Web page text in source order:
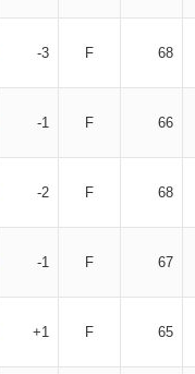
-3 F 68
-1 F 66
-2 F 68
-1 F 67
+1 F 65